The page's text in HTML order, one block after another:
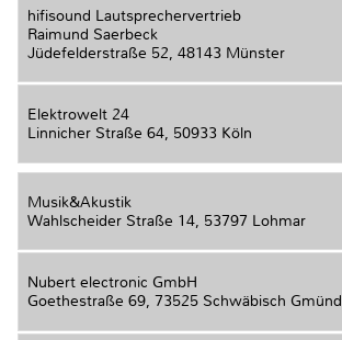
hifisound Lautsprechervertrieb
Raimund Saerbeck
Jüdefelderstraße 52, 48143 Münster
Elektrowelt 24
Linnicher Straße 64, 50933 Köln
Musik&Akustik
Wahlscheider Straße 14, 53797 Lohmar
Nubert electronic GmbH
Goethestraße 69, 73525 Schwäbisch Gmünd